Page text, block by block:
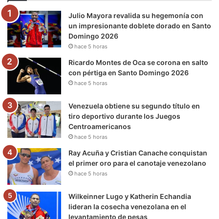
o
k
r
e
r
m
a
Julio Mayora revalida su hegemonía con
un impresionante doblete dorado en Santo
Domingo 2026
hace 5 horas
Ricardo Montes de Oca se corona en salto
con pértiga en Santo Domingo 2026
hace 5 horas
Venezuela obtiene su segundo título en
tiro deportivo durante los Juegos
Centroamericanos
hace 5 horas
Ray Acuña y Cristian Canache conquistan
el primer oro para el canotaje venezolano
hace 5 horas
Wilkeinner Lugo y Katherin Echandia
lideran la cosecha venezolana en el
levantamiento de pesas